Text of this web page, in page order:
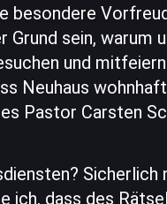
besondere
sein, warum
und
Neuhaus
Pastor Carsten
Sicherlich
ich, dass des